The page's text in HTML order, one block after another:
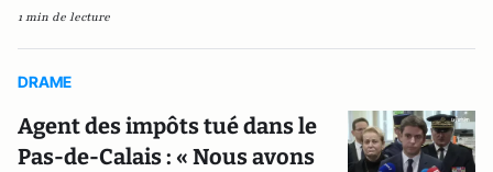
1 min de lecture
DRAME
Agent des impôts tué dans le
Pas-de-Calais : « Nous avons